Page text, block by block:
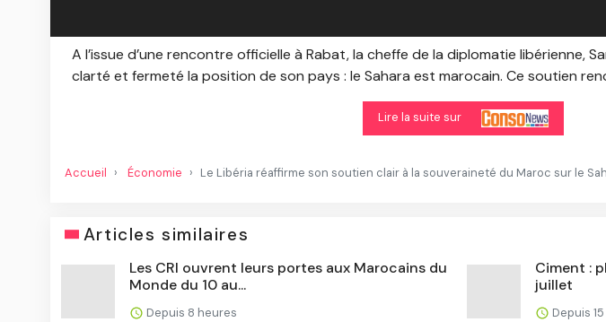
A l’issue d’une rencontre officielle à Rabat, la cheffe de la diplomatie libérienne,
clarté et fermeté la position de son pays : le Sahara est marocain. Ce soutien
Lire la suite sur
Accueil Économie Le Libéria réaffirme son soutien clair à la souveraineté du Maroc sur le
Articles similaires
Les CRI ouvrent leurs portes aux Marocains du
Monde du 10 au...
Depuis 8 heures
Ciment :
juillet
Depuis